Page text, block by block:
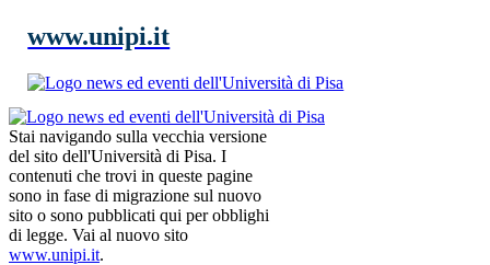
www.unipi.it
Stai navigando sulla vecchia versione
del sito dell'Università di Pisa. I
contenuti che trovi in queste pagine
sono in fase di migrazione sul nuovo
sito o sono pubblicati qui per obblighi
di legge. Vai al nuovo sito
www.unipi.it.